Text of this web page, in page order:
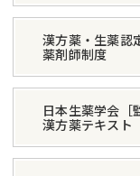
漢方薬・生薬認
薬剤師制度
日本生薬学会［
漢方薬テキスト